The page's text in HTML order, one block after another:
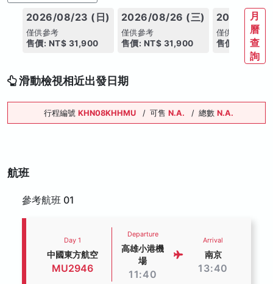
2026/08/23 (日)
僅供參考
售價: NT$ 31,900
2026/08/26 (三)
僅供參考
售價: NT$ 31,900
2026/08/
僅供參考
售價: NT$
月
曆
查
詢
滑動檢視相近出發日期
行程編號 KHN08KHHMU / 可售 N.A. / 總數 N.A.
航班
參考航班 01
Day 1
中國東方航空
MU2946
Departure
高雄小港機
場
11:40
Arrival
南京
13:40